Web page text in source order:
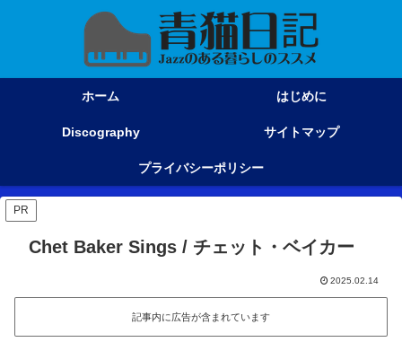
ホーム はじめに
Discography サイトマップ
プライバシーポリシー
PR
Chet Baker Sings / チェット・ベイカー
2025.02.14
記事内に広告が含まれています